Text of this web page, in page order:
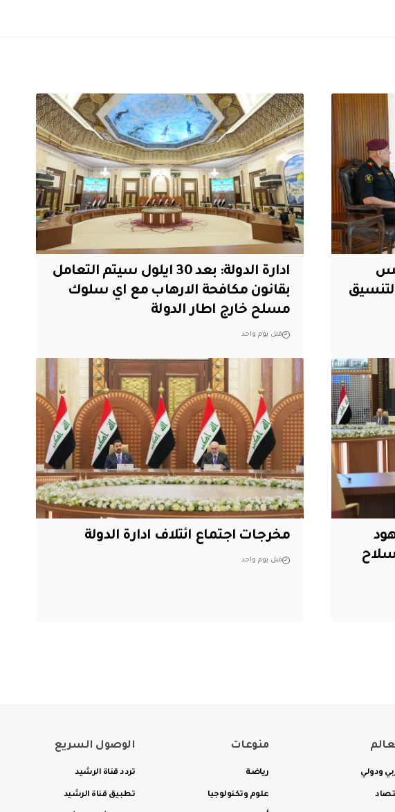
ادارة الدولة: بعد 30 ايلول سيتم التعامل
بقانون مكافحة الارهاب مع اي سلوك
مسلح خارج اطار الدولة
قبل يوم واحد
مخرجات اجتماع ائتلاف ادارة الدولة
قبل يوم واحد
ودولي
منوعات
رياضة
علوم وتكنولوجيا
الوصول السريع
تردد قناة الرشيد
تطبيق قناة الرشيد